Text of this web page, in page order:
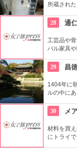
所蔵され
すめしま
28 通
工芸品や
バル家具
う作品や
29 昌
1404年に
ルの中に
吉によっ
用されまし
30 メ
材料を買
にトライ